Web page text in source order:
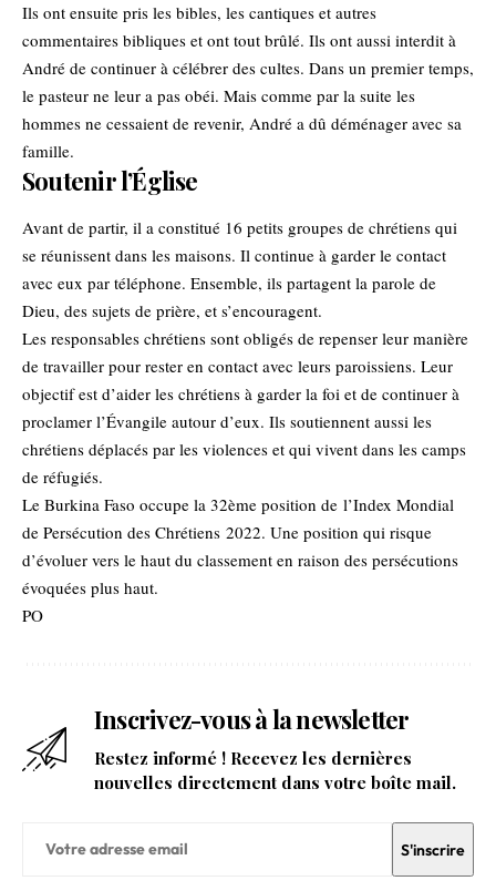
Ils ont ensuite pris les bibles, les cantiques et autres
commentaires bibliques et ont tout brûlé. Ils ont aussi interdit à
André de continuer à célébrer des cultes. Dans un premier temps,
le pasteur ne leur a pas obéi. Mais comme par la suite les
hommes ne cessaient de revenir, André a dû déménager avec sa
famille.
Soutenir l’Église
Avant de partir, il a constitué 16 petits groupes de chrétiens qui
se réunissent dans les maisons. Il continue à garder le contact
avec eux par téléphone. Ensemble, ils partagent la parole de
Dieu, des sujets de prière, et s’encouragent.
Les responsables chrétiens sont obligés de repenser leur manière
de travailler pour rester en contact avec leurs paroissiens. Leur
objectif est d’aider les chrétiens à garder la foi et de continuer à
proclamer l’Évangile autour d’eux. Ils soutiennent aussi les
chrétiens déplacés par les violences et qui vivent dans les camps
de réfugiés.
Le Burkina Faso occupe la 32ème position de l’Index Mondial
de Persécution des Chrétiens 2022. Une position qui risque
d’évoluer vers le haut du classement en raison des persécutions
évoquées plus haut.
PO
Inscrivez-vous à la newsletter
Restez informé ! Recevez les dernières
nouvelles directement dans votre boîte mail.